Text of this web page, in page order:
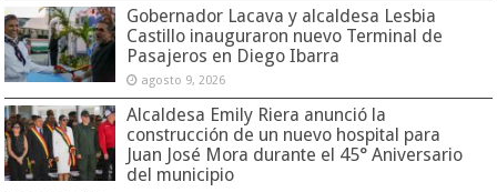
Gobernador Lacava y alcaldesa Lesbia
Castillo inauguraron nuevo Terminal de
Pasajeros en Diego Ibarra
agosto 9, 2026
Alcaldesa Emily Riera anunció la
construcción de un nuevo hospital para
Juan José Mora durante el 45° Aniversario
del municipio